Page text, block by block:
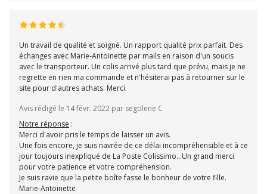
Un travail de qualité et soigné. Un rapport qualité prix parfait. Des
échanges avec Marie-Antoinette par mails en raison d'un soucis
avec le transporteur. Un colis arrivé plus tard que prévu, mais je ne
regrette en rien ma commande et n'hésiterai pas à retourner sur le
site pour d'autres achats. Merci.
Avis rédigé le 14 févr. 2022 par segolene C
Notre réponse :
Merci d'avoir pris le temps de laisser un avis.
Une fois encore, je suis navrée de ce délai incompréhensible et à ce
jour toujours inexpliqué de La Poste Colissimo...Un grand merci
pour votre patience et votre compréhension.
Je suis ravie que la petite boîte fasse le bonheur de votre fille.
Marie-Antoinette